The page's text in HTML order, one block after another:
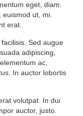
eget, diam.
euismod ut, mi.
erat.
Sed augue
adipiscing,
ac,
In auctor lobortis
volutpat. In dui
auctor, justo.